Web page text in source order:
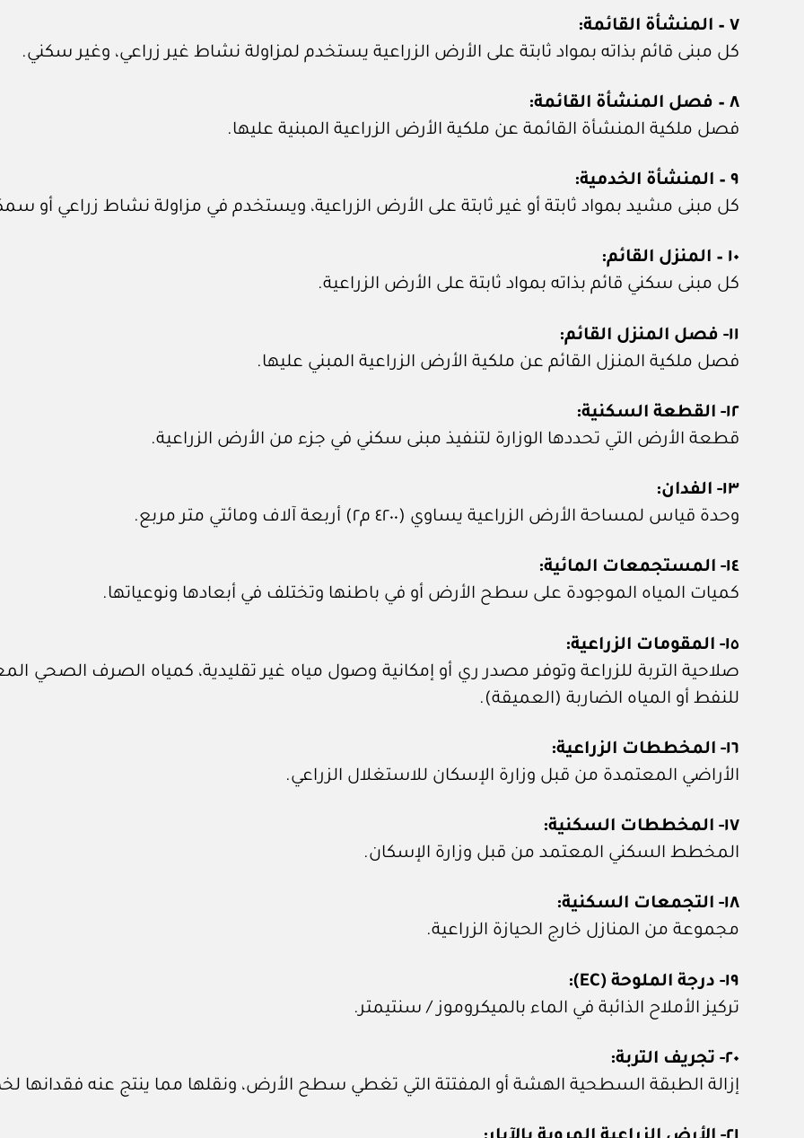
٧ – المنشأة القائمة:
كل مبنى قائم بذاته بمواد ثابتة على الأرض الزراعية يستخدم لمزاولة نشاط غير زراعي، وغير سكني.
٨ – فصل المنشأة القائمة:
فصل ملكية المنشأة القائمة عن ملكية الأرض الزراعية المبنية عليها.
٩ – المنشأة الخدمية:
كل مبنى مشيد بمواد ثابتة أو غير ثابتة على الأرض الزراعية، ويستخدم في مزاولة نشاط زراعي أو
١٠ – المنزل القائم:
كل مبنى سكني قائم بذاته بمواد ثابتة على الأرض الزراعية.
١١- فصل المنزل القائم:
فصل ملكية المنزل القائم عن ملكية الأرض الزراعية المبني عليها.
١٢- القطعة السكنية:
قطعة الأرض التي تحددها الوزارة لتنفيذ مبنى سكني في جزء من الأرض الزراعية.
١٣- الفدان:
وحدة قياس لمساحة الأرض الزراعية يساوي (٤٢٠٠ م٢) أربعة آلاف ومائتي متر مربع.
١٤- المستجمعات المائية:
كميات المياه الموجودة على سطح الأرض أو في باطنها وتختلف في أبعادها ونوعياتها.
١٥- المقومات الزراعية:
صلاحية التربة للزراعة وتوفر مصدر ري أو إمكانية وصول مياه غير تقليدية، كمياه الصرف الصحي
للنفط أو المياه الضاربة (العميقة).
١٦- المخططات الزراعية:
الأراضي المعتمدة من قبل وزارة الإسكان للاستغلال الزراعي.
١٧- المخططات السكنية:
المخطط السكني المعتمد من قبل وزارة الإسكان.
١٨- التجمعات السكنية:
مجموعة من المنازل خارج الحيازة الزراعية.
١٩- درجة الملوحة ( EC
):
تركيز الأملاح الذائبة في الماء بالميكروموز / سنتيمتر.
٢٠- تجريف التربة:
إزالة الطبقة السطحية الهشة أو المفتتة التي تغطي سطح الأرض، ونقلها مما ينتج عنه فقدانها